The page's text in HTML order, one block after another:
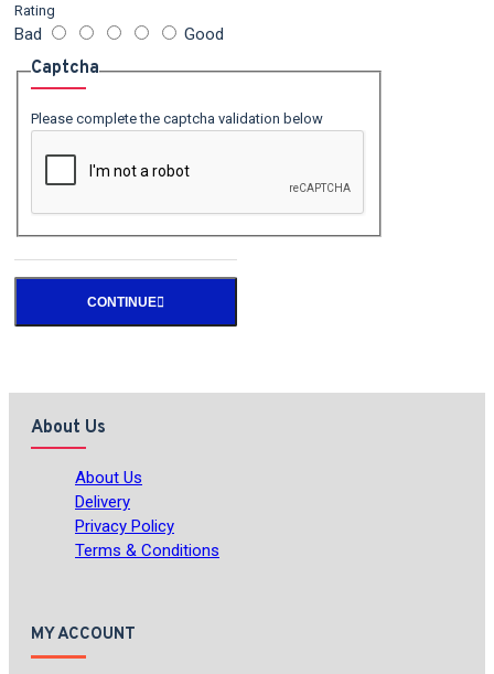
Rating
Bad Good
Captcha
Please complete the captcha validation below
CONTINUE
About Us
About Us
Delivery
Privacy Policy
Terms & Conditions
MY ACCOUNT